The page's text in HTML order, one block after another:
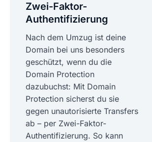
Zwei-Faktor-
Authentifizierung
Nach dem Umzug ist deine
Domain bei uns besonders
geschützt, wenn du die
Domain Protection
dazubuchst: Mit Domain
Protection sicherst du sie
gegen unautorisierte Transfers
ab – per Zwei-Faktor-
Authentifizierung. So kann